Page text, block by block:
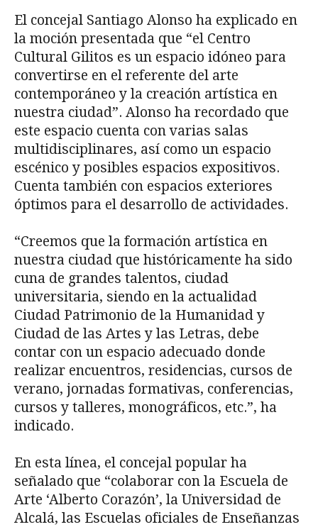
El concejal Santiago Alonso ha explicado en
la moción presentada que “el Centro
Cultural Gilitos es un espacio idóneo para
convertirse en el referente del arte
contemporáneo y la creación artística en
nuestra ciudad”. Alonso ha recordado que
este espacio cuenta con varias salas
multidisciplinares, así como un espacio
escénico y posibles espacios expositivos.
Cuenta también con espacios exteriores
óptimos para el desarrollo de actividades.
“Creemos que la formación artística en
nuestra ciudad que históricamente ha sido
cuna de grandes talentos, ciudad
universitaria, siendo en la actualidad
Ciudad Patrimonio de la Humanidad y
Ciudad de las Artes y las Letras, debe
contar con un espacio adecuado donde
realizar encuentros, residencias, cursos de
verano, jornadas formativas, conferencias,
cursos y talleres, monográficos, etc.”, ha
indicado.
En esta línea, el concejal popular ha
señalado que “colaborar con la Escuela de
Arte ‘Alberto Corazón’, la Universidad de
Alcalá, las Escuelas oficiales de Enseñanzas